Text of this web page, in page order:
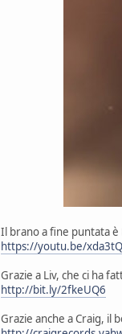
Il brano a fine puntata
https://youtu.be/
Grazie a Liv, che ci ha
http://bit.ly/2fkeUQ6
Grazie anche a Craig, il